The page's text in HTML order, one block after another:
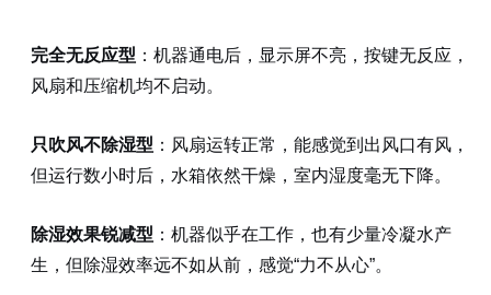
完全无反应型 ：机器通电后，显示屏不亮，按键无反应，
风扇和压缩机均不启动。
只吹风不除湿型 ：风扇运转正常，能感觉到出风口有风，
但运行数小时后，水箱依然干燥，室内湿度毫无下降。
除湿效果锐减型 ：机器似乎在工作，也有少量冷凝水产
生，但除湿效率远不如从前，感觉“力不从心”。